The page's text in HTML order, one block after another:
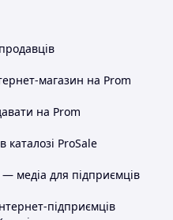
магазин на Prom
на Prom
каталозі ProSale
медіа для підприємців
підприємців